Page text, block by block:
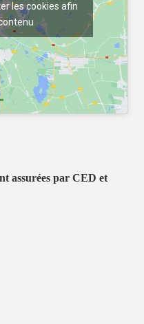
les cookies afin
assurées par CED et